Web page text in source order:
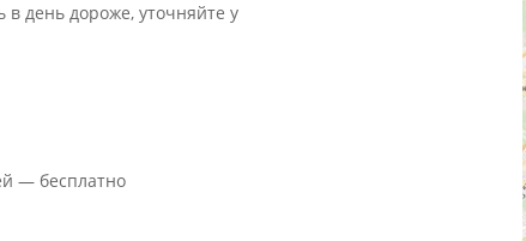
день дороже, уточняйте у
— бесплатно